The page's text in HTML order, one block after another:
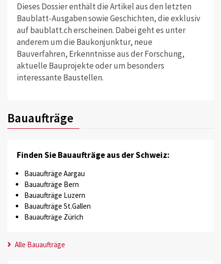
Dieses Dossier enthält die Artikel aus den letzten
Baublatt-Ausgaben sowie Geschichten, die exklusiv
auf baublatt.ch erscheinen. Dabei geht es unter
anderem um die Baukonjunktur, neue
Bauverfahren, Erkenntnisse aus der Forschung,
aktuelle Bauprojekte oder um besonders
interessante Baustellen.
Bauaufträge
Finden Sie Bauaufträge aus der Schweiz:
Bauaufträge Aargau
Bauaufträge Bern
Bauaufträge Luzern
Bauaufträge St.Gallen
Bauaufträge Zürich
Alle Bauaufträge